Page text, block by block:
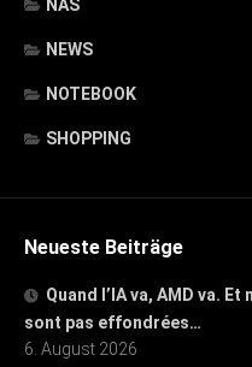
NAS
NEWS
NOTEBOOK
SHOPPING
Neueste Beiträge
Quand l’IA va, AMD va.
sont pas effondrées…
6. August 2026